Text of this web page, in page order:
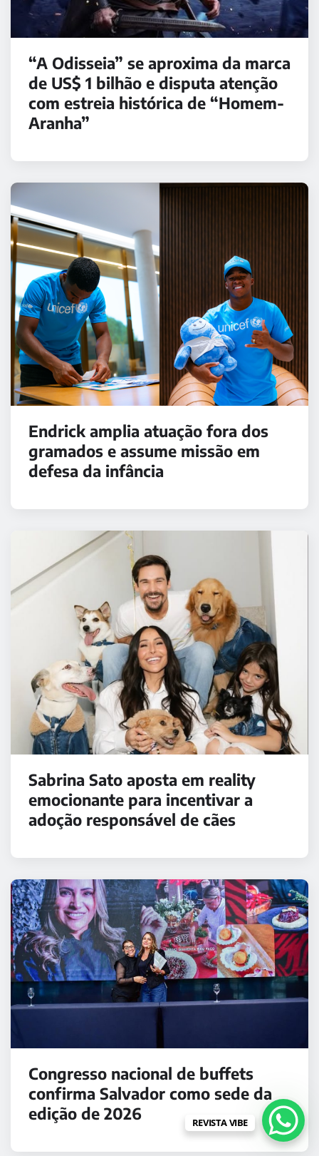
“A Odisseia” se aproxima da marca
de US$ 1 bilhão e disputa atenção
com estreia histórica de “Homem-
Aranha”
Endrick amplia atuação fora dos
gramados e assume missão em
defesa da infância
Sabrina Sato aposta em reality
emocionante para incentivar a
adoção responsável de cães
Congresso nacional de buffets
confirma Salvador como sede da
edição de 2026
REVISTA VIBE